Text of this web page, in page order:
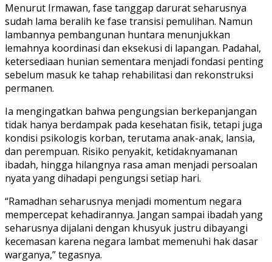
Menurut Irmawan, fase tanggap darurat seharusnya
sudah lama beralih ke fase transisi pemulihan. Namun
lambannya pembangunan huntara menunjukkan
lemahnya koordinasi dan eksekusi di lapangan. Padahal,
ketersediaan hunian sementara menjadi fondasi penting
sebelum masuk ke tahap rehabilitasi dan rekonstruksi
permanen.
Ia mengingatkan bahwa pengungsian berkepanjangan
tidak hanya berdampak pada kesehatan fisik, tetapi juga
kondisi psikologis korban, terutama anak-anak, lansia,
dan perempuan. Risiko penyakit, ketidaknyamanan
ibadah, hingga hilangnya rasa aman menjadi persoalan
nyata yang dihadapi pengungsi setiap hari.
“Ramadhan seharusnya menjadi momentum negara
mempercepat kehadirannya. Jangan sampai ibadah yang
seharusnya dijalani dengan khusyuk justru dibayangi
kecemasan karena negara lambat memenuhi hak dasar
warganya,” tegasnya.